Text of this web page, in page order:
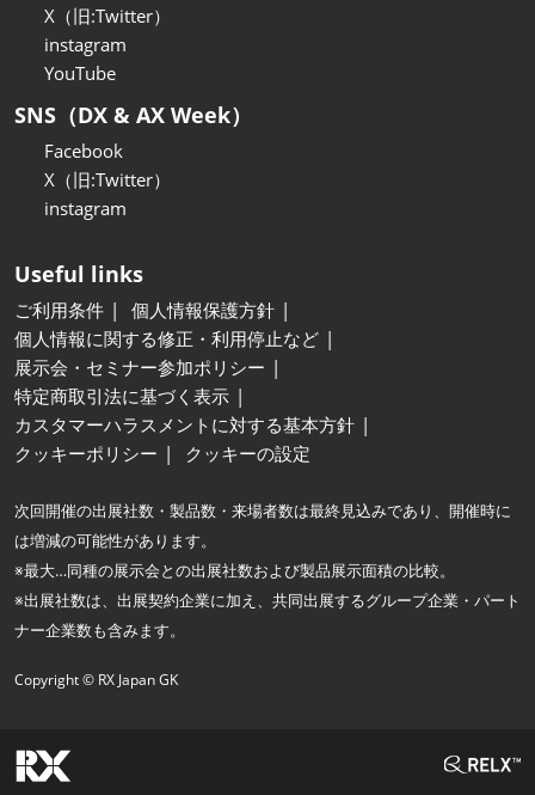
X（旧:Twitter）
instagram
YouTube
SNS（DX & AX Week）
Facebook
X（旧:Twitter）
instagram
Useful links
ご利用条件
個人情報保護方針
個人情報に関する修正・利用停止など
展示会・セミナー参加ポリシー
特定商取引法に基づく表示
カスタマーハラスメントに対する基本方針
クッキーポリシー
クッキーの設定
次回開催の出展社数・製品数・来場者数は最終見込みであり、開催時に
は増減の可能性があります。
※最大…同種の展示会との出展社数および製品展示面積の比較。
※出展社数は、出展契約企業に加え、共同出展するグループ企業・パート
ナー企業数も含みます。
Copyright © RX Japan GK